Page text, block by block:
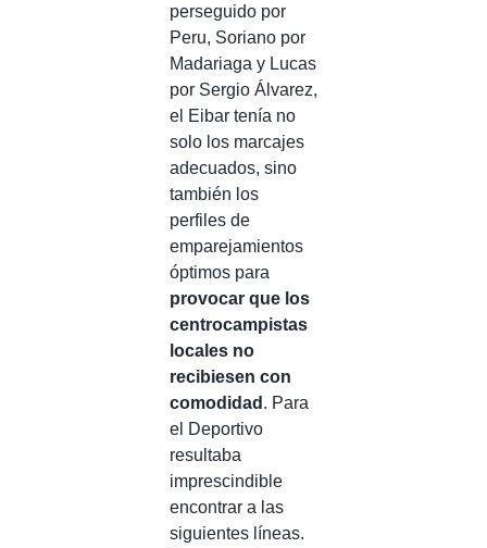
perseguido por
Peru, Soriano por
Madariaga y Lucas
por Sergio Álvarez,
el Eibar tenía no
solo los marcajes
adecuados, sino
también los
perfiles de
emparejamientos
óptimos para
provocar que los
centrocampistas
locales no
recibiesen con
comodidad . Para
el Deportivo
resultaba
imprescindible
encontrar a las
siguientes líneas.